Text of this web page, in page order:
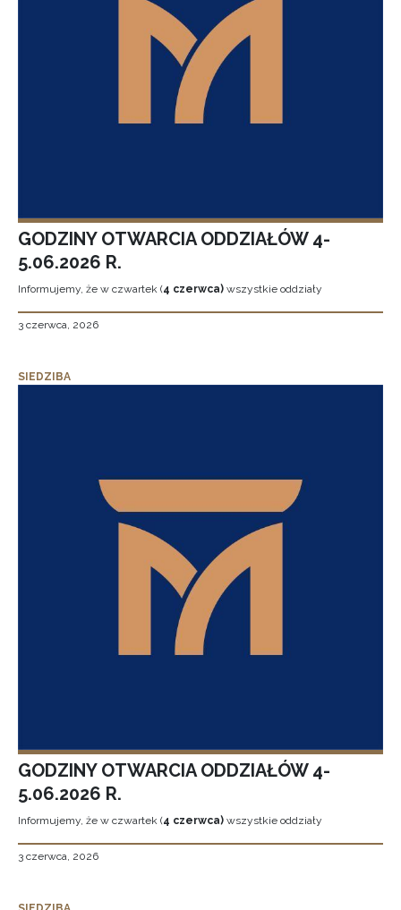
GODZINY OTWARCIA ODDZIAŁÓW 4-
5.06.2026 R.
Informujemy, że w czwartek (4 czerwca) wszystkie oddziały
3 czerwca, 2026
SIEDZIBA
GODZINY OTWARCIA ODDZIAŁÓW 4-
5.06.2026 R.
Informujemy, że w czwartek (4 czerwca) wszystkie oddziały
3 czerwca, 2026